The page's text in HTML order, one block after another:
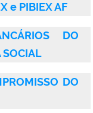
e PIBIEX AF
DO
SOCIAL
DO